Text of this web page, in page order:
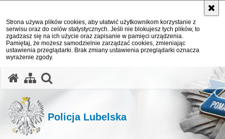
Strona używa plików cookies, aby ułatwić użytkownikom korzystanie z
serwisu oraz do celów statystycznych. Jeśli nie blokujesz tych plików, to
zgadzasz się na ich użycie oraz zapisanie w pamięci urządzenia.
Pamiętaj, że możesz samodzielnie zarządzać cookies, zmieniając
ustawienia przeglądarki. Brak zmiany ustawienia przeglądarki oznacza
wyrażenie zgody.
Policja Lubelska